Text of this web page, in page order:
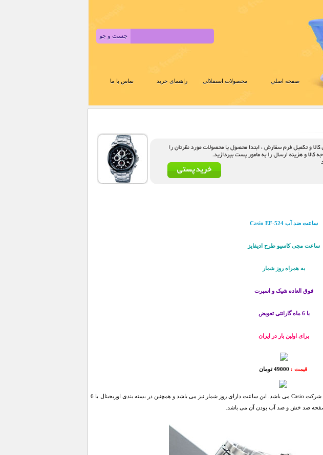
صفحه اصلي محصولات استقلالی راهنمای خرید تماس با ما
ساعت ضد آب Casio EF-524
ساعت مچی كاسيو طرح ادیفایز
به همراه روز شمار
فوق العاده شیک و اسپرت
با 6 ماه گارانتی تعویض
برای اولین بار در ایران
قیمت : 49000 تومان
ساعت Casio Sport EF-524 یکی از جدیدترین مدل های عرضه شده شرکت Casio می باشد. این ساعت دارای روز شمار نیز می باشد و همچنین در بسته بندی اوریجینال با 6
ضد خش و ضد آب بودن آن می باشد.